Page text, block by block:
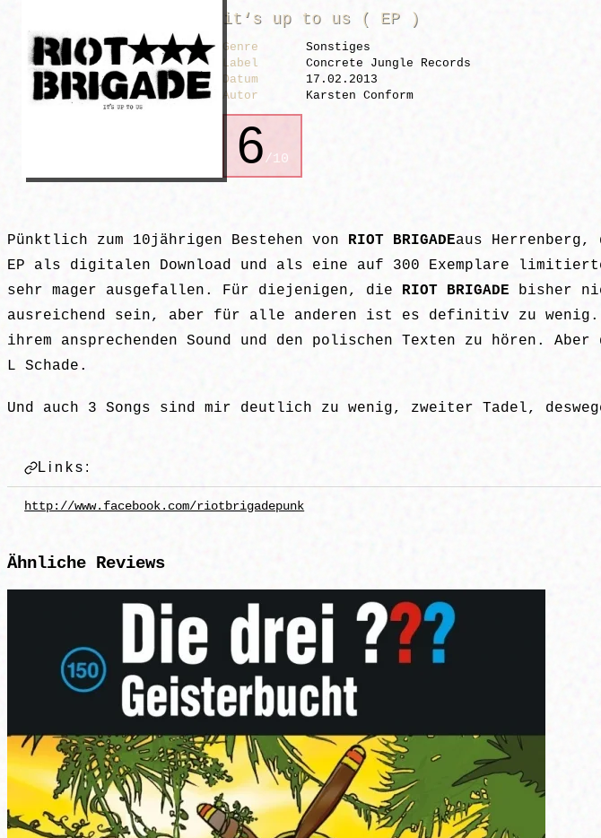
it‘s up to us ( EP )
Genre
Sonstiges
Label
Concrete Jungle Records
Datum
17.02.2013
Autor
Karsten Conform
6/10
Pünktlich zum 10jährigen Bestehen von RIOT BRIGADEaus
EP als digitalen Download und als eine auf 300 Exemplare
sehr mager ausgefallen. Für diejenigen, die RIOT BRIGADE bisher
ausreichend sein, aber für alle anderen ist es definitiv zu wenig.
ihrem ansprechenden Sound und den polischen Texten zu hören.
L Schade.
Und auch 3 Songs sind mir deutlich zu wenig, zweiter Tadel,
Links:
http://www.facebook.com/riotbrigadepunk
Ähnliche Reviews